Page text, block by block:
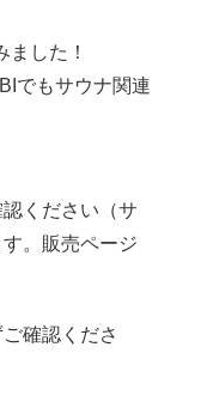
した！
でもサウナ関連
ください（サ
。販売ページ
確認くださ